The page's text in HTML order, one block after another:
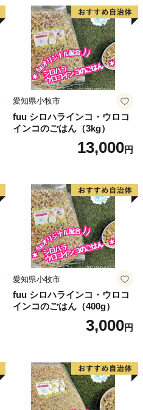
愛知県小牧市
fuu シロハラインコ・ウロコ
インコのごはん（3kg）
13,000円
愛知県小牧市
fuu シロハラインコ・ウロコ
インコのごはん（400g）
3,000円